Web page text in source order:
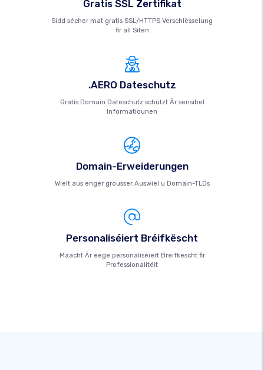
Gratis SSL Zertifikat
Sidd sécher mat gratis SSL/HTTPS Verschlësselung
fir all Siten
.AERO Dateschutz
Gratis Domain Dateschutz schützt Är sensibel
Informatiounen
Domain-Erweiderungen
Wielt aus enger grousser Auswiel u Domain-TLDs
Personaliséiert Bréifkëscht
Maacht Är eege personaliséiert Bréifkëscht fir
Professionalitéit